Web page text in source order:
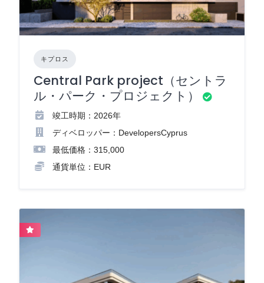
キプロス
Central Park project（セントラ
ル・パーク・プロジェクト）
竣工時期：2026年
ディベロッパー：DevelopersCyprus
最低価格：315,000
通貨単位：EUR